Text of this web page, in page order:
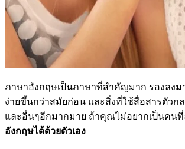
ภาษาอังกฤษเป็นภาษาที่สำคัญมาก รองลงม
ง่ายขึ้นกว่าสมัยก่อน และสิ่งที่ใช้สื่อสารตัวก
และอื่นๆอีกมากมาย ถ้าคุณไม่อยากเป็นคน
อังกฤษได้ด้วยตัวเอง